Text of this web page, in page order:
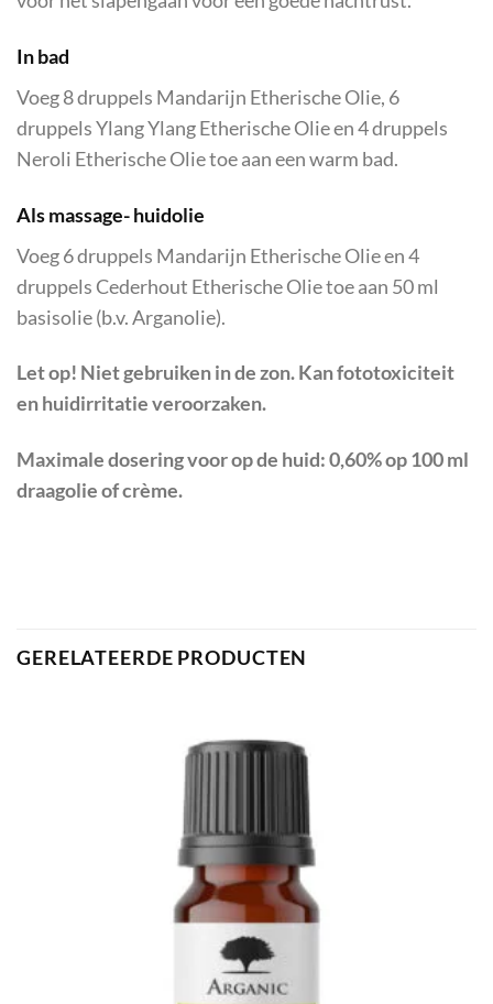
In bad
Voeg 8 druppels Mandarijn Etherische Olie, 6
druppels Ylang Ylang Etherische Olie en 4 druppels
Neroli Etherische Olie toe aan een warm bad.
Als massage- huidolie
Voeg 6 druppels Mandarijn Etherische Olie en 4
druppels Cederhout Etherische Olie toe aan 50 ml
basisolie (b.v. Arganolie).
Let op! Niet gebruiken in de zon. Kan fototoxiciteit
en huidirritatie veroorzaken.
Maximale dosering voor op de huid: 0,60% op 100 ml
draagolie of crème.
GERELATEERDE PRODUCTEN